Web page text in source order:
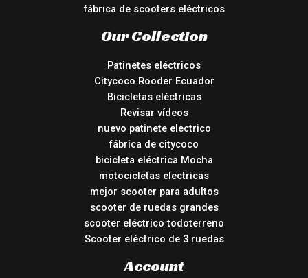
fábrica de scooters eléctricos
Our Collection
Patinetes eléctricos
Citycoco Rooder Ecuador
Bicicletas eléctricas
Revisar vídeos
nuevo patinete electrico
fábrica de citycoco
bicicleta eléctrica Mocha
motocicletas electricas
mejor scooter para adultos
scooter de ruedas grandes
scooter eléctrico todoterreno
Scooter eléctrico de 3 ruedas
Account